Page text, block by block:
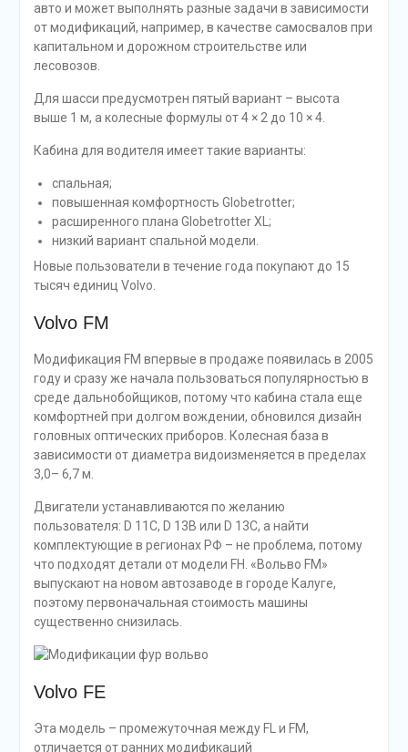
авто и может выполнять разные задачи в зависимости
от модификаций, например, в качестве самосвалов при
капитальном и дорожном строительстве или
лесовозов.
Для шасси предусмотрен пятый вариант – высота
выше 1 м, а колесные формулы от 4 × 2 до 10 × 4.
Кабина для водителя имеет такие варианты:
спальная;
повышенная комфортность Globetrotter;
расширенного плана Globetrotter XL;
низкий вариант спальной модели.
Новые пользователи в течение года покупают до 15
тысяч единиц Volvo.
Volvo FM
Модификация FM впервые в продаже появилась в 2005
году и сразу же начала пользоваться популярностью в
среде дальнобойщиков, потому что кабина стала еще
комфортней при долгом вождении, обновился дизайн
головных оптических приборов. Колесная база в
зависимости от диаметра видоизменяется в пределах
3,0– 6,7 м.
Двигатели устанавливаются по желанию
пользователя: D 11C, D 13B или D 13C, а найти
комплектующие в регионах РФ – не проблема, потому
что подходят детали от модели FH. «Вольво FM»
выпускают на новом автозаводе в городе Калуге,
поэтому первоначальная стоимость машины
существенно снизилась.
Volvo FE
Эта модель – промежуточная между FL и FM,
отличается от ранних модификаций